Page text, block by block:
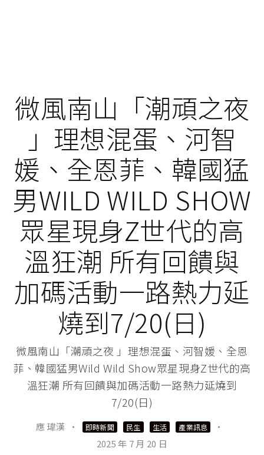
微風南山「潮頑之夜
」理想混蛋、河智
媛、全恩菲、韓國猛
男WILD WILD SHOW
眾星現身Z世代的高
溫狂潮 所有回饋與
加碼活動一路熱力延
燒到7/20(日)
微風南山「潮頑之夜 」理想混蛋、河智媛、全恩
菲、韓國猛男Wild Wild Show眾星現身Z世代的高
溫狂潮 所有回饋與加碼活動一路熱力延燒到
7/20(日)
應 瑋漢 · 即時新聞 民生 生活 產業訊息
·
2025 年 7 月 20 日